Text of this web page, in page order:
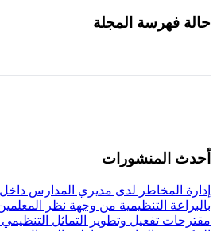
حالة فهرسة المجلة
أحدث المنشورات
إدارة المخاطر لدى مديري المدارس
بالبراعة التنظيمية من وجهة نظر
مقترحات تفعيل وتطوير التماثل التنظيمي